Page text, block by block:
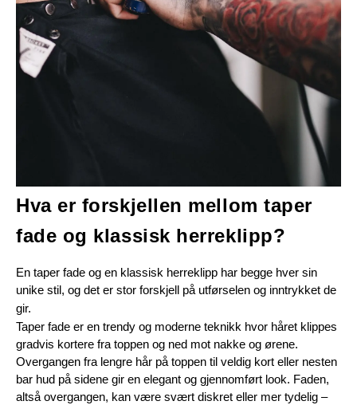
Hva er forskjellen mellom taper
fade og klassisk herreklipp?
En taper fade og en klassisk herreklipp har begge hver sin
unike stil, og det er stor forskjell på utførselen og inntrykket de
gir.
Taper fade er en trendy og moderne teknikk hvor håret klippes
gradvis kortere fra toppen og ned mot nakke og ørene.
Overgangen fra lengre hår på toppen til veldig kort eller nesten
bar hud på sidene gir en elegant og gjennomført look. Faden,
altså overgangen, kan være svært diskret eller mer tydelig –